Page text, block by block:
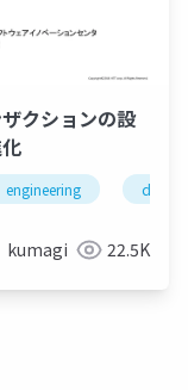
クションの設
engineering
kumagi 22.5K